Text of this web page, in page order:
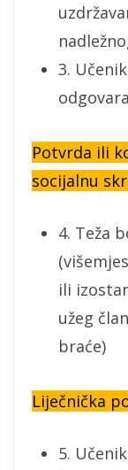
3.
Potvrda ili
socijalnu
4. Teža
ili
užeg
braće)
Liječnička
5.